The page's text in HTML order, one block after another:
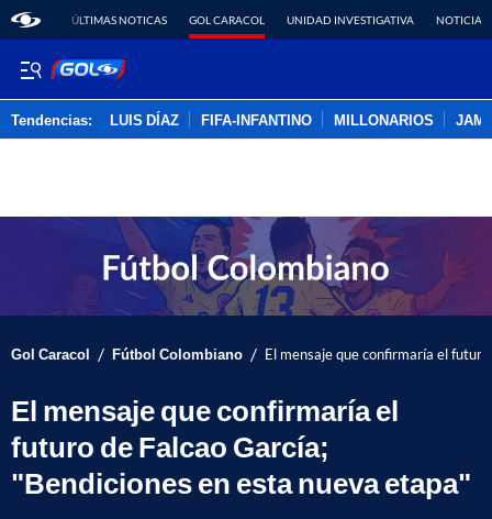
ÚLTIMAS NOTICAS GOL CARACOL UNIDAD INVESTIGATIVA NOTICIAS
Tendencias: LUIS DÍAZ FIFA-INFANTINO MILLONARIOS
Gol Caracol / Fútbol Colombiano / El mensaje que confirmaría el
El mensaje que confirmaría el
futuro de Falcao García;
"Bendiciones en esta nueva etapa"